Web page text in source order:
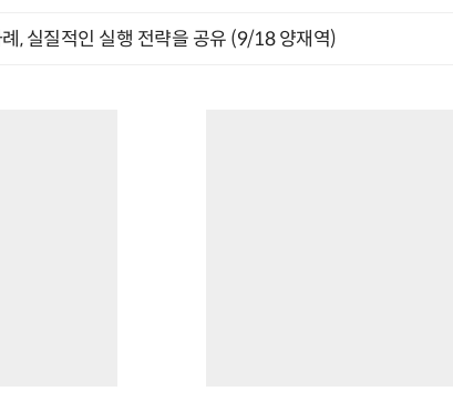
, 실질적인 실행 전략을 공유 (9/18 양재역)